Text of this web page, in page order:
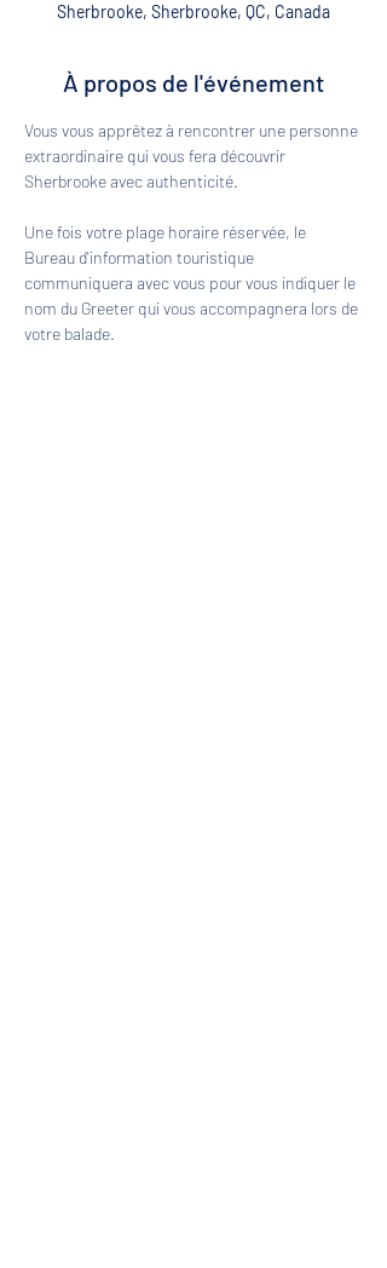
Sherbrooke, Sherbrooke, QC, Canada
À propos de l'événement
Vous vous apprêtez à rencontrer une personne
extraordinaire qui vous fera découvrir
Sherbrooke avec authenticité.
Une fois votre plage horaire réservée, le
Bureau d'information touristique
communiquera avec vous pour vous indiquer le
nom du Greeter qui vous accompagnera lors de
votre balade.